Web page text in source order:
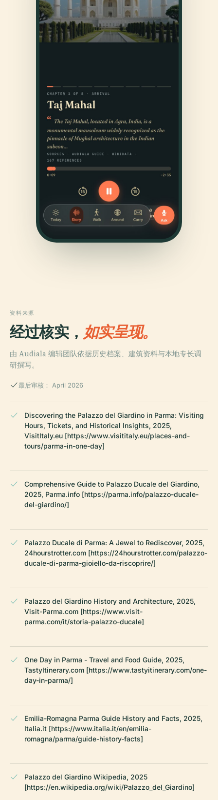
资料来源
经过核实， 如实呈现。
由 Audiala 编辑团队依据历史档案、建筑资料与本地专长调
研撰写。
最后审核： April 2026
Discovering the Palazzo del Giardino in Parma: Visiting
Hours, Tickets, and Historical Insights, 2025,
VisitItaly.eu [https://www.visititaly.eu/places-and-
tours/parma-in-one-day]
Comprehensive Guide to Palazzo Ducale del Giardino,
2025, Parma.info [https://parma.info/palazzo-ducale-
del-giardino/]
Palazzo Ducale di Parma: A Jewel to Rediscover, 2025,
24hourstrotter.com [https://24hourstrotter.com/palazzo-
ducale-di-parma-gioiello-da-riscoprire/]
Palazzo del Giardino History and Architecture, 2025,
Visit-Parma.com [https://www.visit-
parma.com/it/storia-palazzo-ducale]
One Day in Parma - Travel and Food Guide, 2025,
TastyItinerary.com [https://www.tastyitinerary.com/one-
day-in-parma/]
Emilia-Romagna Parma Guide History and Facts, 2025,
Italia.it [https://www.italia.it/en/emilia-
romagna/parma/guide-history-facts]
Palazzo del Giardino Wikipedia, 2025
[https://en.wikipedia.org/wiki/Palazzo_del_Giardino]